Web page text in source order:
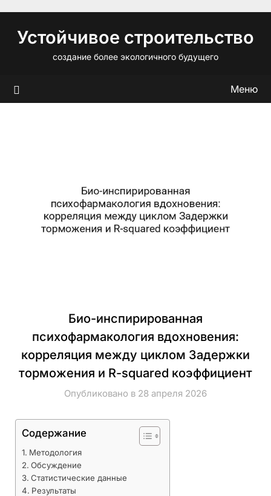
содержимому
Устойчивое строительство
создание более экологичного будущего
Меню
Био-инспирированная
психофармакология вдохновения:
корреляция между циклом Задержки
торможения и R-squared коэффициент
Опубликовано в 28 апреля 2026
Содержание
Методология
Обсуждение
Статистические данные
Результаты